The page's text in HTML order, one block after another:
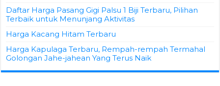
Daftar Harga Pasang Gigi Palsu 1 Biji Terbaru, Pilihan
Terbaik untuk Menunjang Aktivitas
Harga Kacang Hitam Terbaru
Harga Kapulaga Terbaru, Rempah-rempah Termahal
Golongan Jahe-jahean Yang Terus Naik